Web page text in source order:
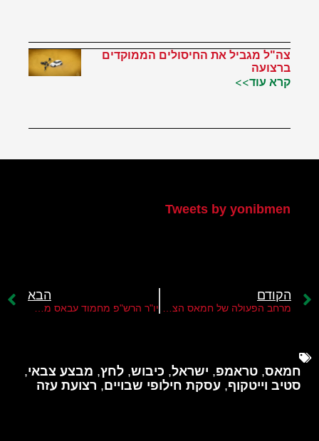
צה"ל מגביל את החיסולים הממוקדים
ברצועה
קרא עוד>>
Tweets by yonibmen
הקודם הבא
חמאס, טראמפ, ישראל, כיבוש, לחץ, מבצע צבאי,
סטיב וייטקוף, עסקת חילופי שבויים, רצועת עזה